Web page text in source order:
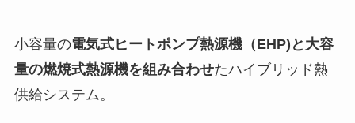
小容量の電気式ヒートポンプ熱源機（EHP)と大容
量の燃焼式熱源機を組み合わせたハイブリッド熱
供給システム。